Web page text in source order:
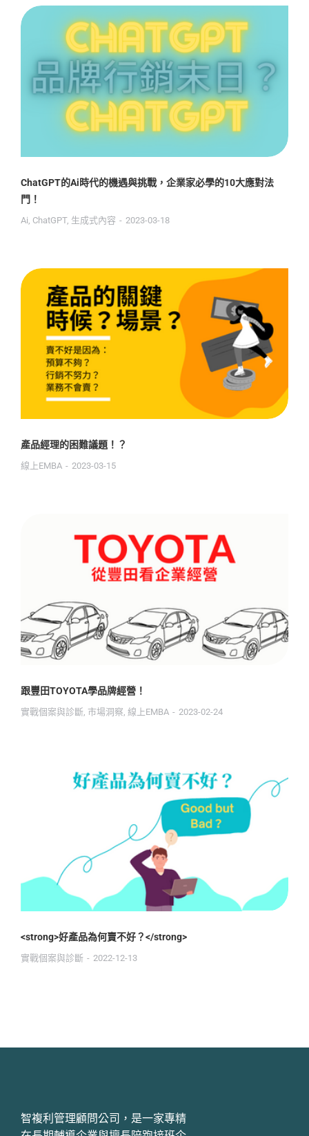
ChatGPT的Ai時代的機遇與挑戰，企業家必學的10大應對法
門！
Ai ChatGPT, 生成式內容 2023-03-18
產品經理的困難議題！？
線上EMBA 2023-03-15
跟豐田TOYOTA學品牌經營！
實戰個案與診斷 市場洞察 線上EMBA 2023-02-24
<strong>好產品為何賣不好？</strong>
實戰個案與診斷 2022-12-13
智複利管理顧問公司，是一家專精